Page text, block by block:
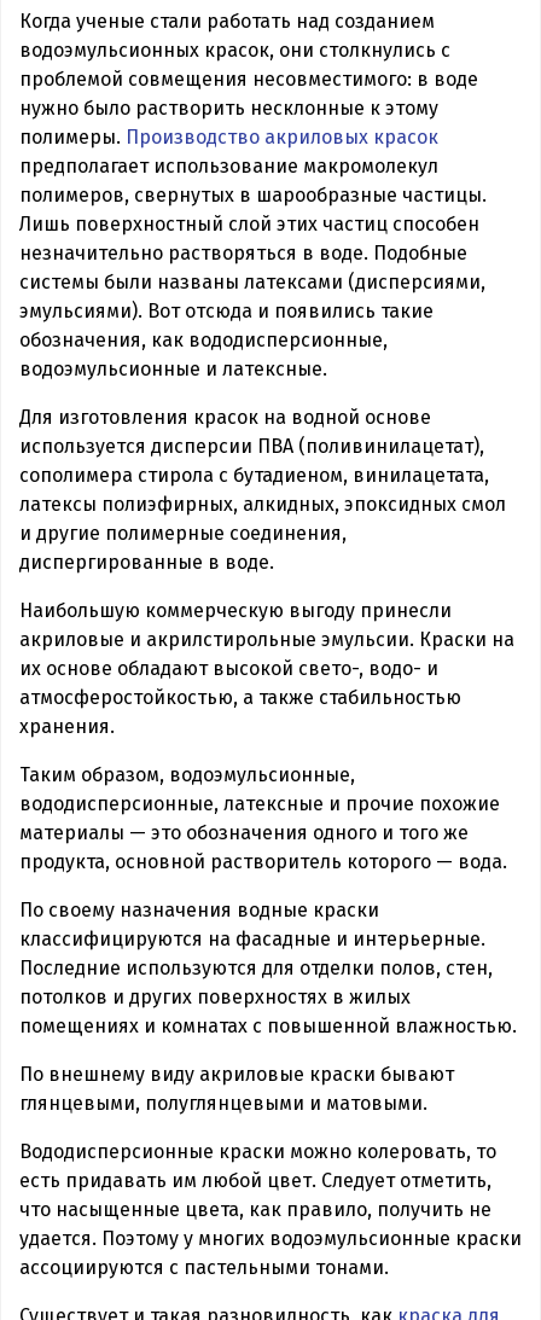
Когда ученые стали работать над созданием
водоэмульсионных красок, они столкнулись с
проблемой совмещения несовместимого: в воде
нужно было растворить несклонные к этому
полимеры. Производство акриловых красок
предполагает использование макромолекул
полимеров, свернутых в шарообразные частицы.
Лишь поверхностный слой этих частиц способен
незначительно растворяться в воде. Подобные
системы были названы латексами (дисперсиями,
эмульсиями). Вот отсюда и появились такие
обозначения, как вододисперсионные,
водоэмульсионные и латексные.
Для изготовления красок на водной основе
используется дисперсии ПВА (поливинилацетат),
сополимера стирола с бутадиеном, винилацетата,
латексы полиэфирных, алкидных, эпоксидных смол
и другие полимерные соединения,
диспергированные в воде.
Наибольшую коммерческую выгоду принесли
акриловые и акрилстирольные эмульсии. Краски на
их основе обладают высокой свето-, водо- и
атмосферостойкостью, а также стабильностью
хранения.
Таким образом, водоэмульсионные,
вододисперсионные, латексные и прочие похожие
материалы — это обозначения одного и того же
продукта, основной растворитель которого — вода.
По своему назначения водные краски
классифицируются на фасадные и интерьерные.
Последние используются для отделки полов, стен,
потолков и других поверхностях в жилых
помещениях и комнатах с повышенной влажностью.
По внешнему виду акриловые краски бывают
глянцевыми, полуглянцевыми и матовыми.
Вододисперсионные краски можно колеровать, то
есть придавать им любой цвет. Следует отметить,
что насыщенные цвета, как правило, получить не
удается. Поэтому у многих водоэмульсионные краски
ассоциируются с пастельными тонами.